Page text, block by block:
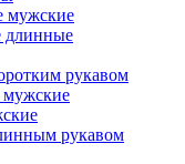
мужские
рукавом
рукавом